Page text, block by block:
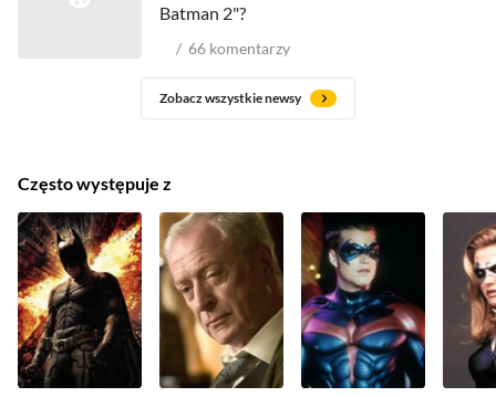
Batman 2"?
66 komentarzy
Zobacz wszystkie newsy
Często występuje z